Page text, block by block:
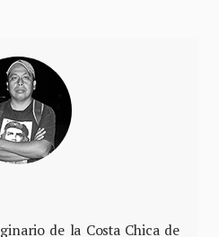
de la Costa Chica de